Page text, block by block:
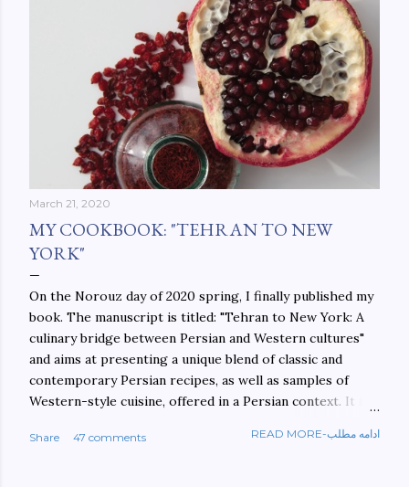
March 21, 2020
MY COOKBOOK: "TEHRAN TO NEW
YORK"
On the Norouz day of 2020 spring, I finally published my
book. The manuscript is titled: "Tehran to New York: A
culinary bridge between Persian and Western cultures"
and aims at presenting a unique blend of classic and
contemporary Persian recipes, as well as samples of
Western-style cuisine, offered in a Persian context. It is
walls. This book aims at constructing a bridge between
Share 47 comments READ MORE-ادامه مطلب